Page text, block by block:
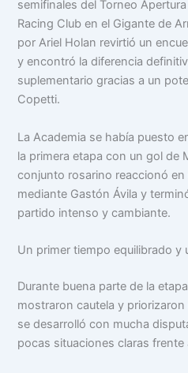
semifinales del Torneo
Racing Club en el Gigante de
por Ariel Holan revirtió un
y encontró la diferencia
suplementario gracias a un
Copetti.
La Academia se había puesto
la primera etapa con un gol de
conjunto rosarino reaccionó
mediante Gastón Ávila y
partido intenso y cambiante.
Un primer tiempo equilibrado y
Durante buena parte de la
mostraron cautela y
se desarrolló con mucha
pocas situaciones claras frente